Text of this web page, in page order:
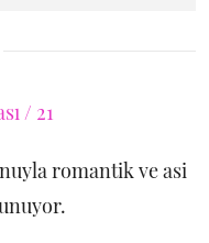
romantik ve asi